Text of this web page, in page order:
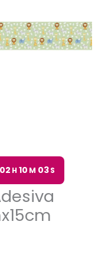
02 H 10 M 03S